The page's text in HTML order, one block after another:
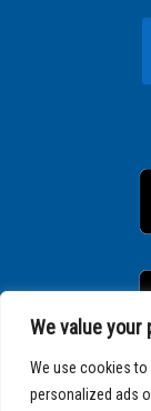
We value your
We use cookies to
personalized ads